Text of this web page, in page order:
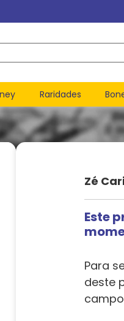
Raridades
Zé
Este
Para
deste